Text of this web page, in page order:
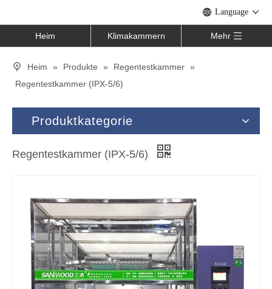
Language
Heim Klimakammern Mehr
Heim » Produkte » Regentestkammer »
Regentestkammer (IPX-5/6)
Produktkategorie
Regentestkammer (IPX-5/6)